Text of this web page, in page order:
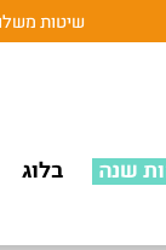
שיטות
שנה בלוג